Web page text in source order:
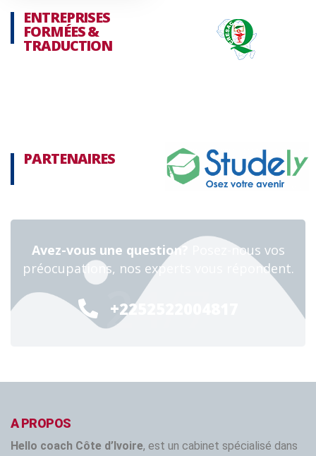
ENTREPRISES
FORMÉES &
TRADUCTION
PARTENAIRES
Avez-vous une question?
Posez-nous vos
préocupations, nos experts vous répondent.
+2252522004817
24/7
A PROPOS
Hello coach Côte d’Ivoire, est un cabinet spécialisé dans